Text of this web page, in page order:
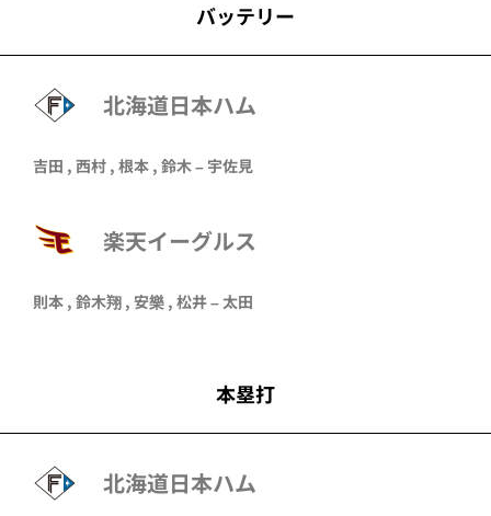
バッテリー
北海道日本ハム
吉田 , 西村 , 根本 , 鈴木– 宇佐見
楽天イーグルス
則本 , 鈴木翔 , 安樂 , 松井–太田
本塁打
北海道日本ハム